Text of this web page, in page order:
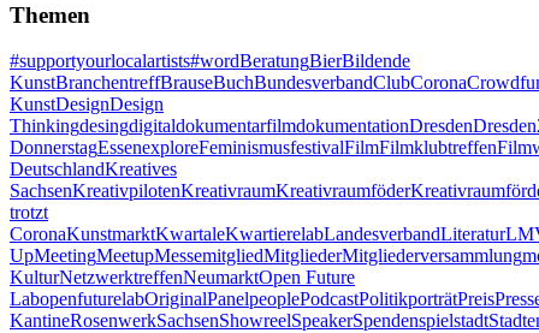
Themen
#supportyourlocalartists#wordBeratungBierBildende
KunstBranchentreffBrauseBuchBundesverbandClubCorona
KunstDesignDesign
ThinkingdesingdigitaldokumentarfilmdokumentationDresden
DonnerstagEssenexploreFeminismusfestivalFilmFilmklubtreffen
DeutschlandKreatives
SachsenKreativpilotenKreativraumKreativraumföder
trotzt
CoronaKunstmarktKwartaleKwartierelabLandesverbandLiteratur
UpMeetingMeetupMessemitgliedMitgliederMitgliederversammlung
KulturNetzwerktreffenNeumarktOpen Future
LabopenfuturelabOriginalPanelpeoplePodcastPolitikporträtPreis
KantineRosenwerkSachsenShowreelSpeakerSpendenspielstadt